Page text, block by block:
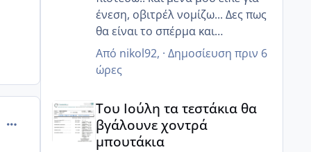
comment_843559
ένεση, οβιτρέλ νομίζω... Δες πως
θα είναι το σπέρμα και
ενημέρωσε! Ελπίζω να έχεις καλά
αποτελέσματα 💘
Από nikol92, · Δημοσίευση πριν 6
ώρες
Του Ιούλη τα τεστάκια θα
βγάλουνε χοντρά
μπουτάκια